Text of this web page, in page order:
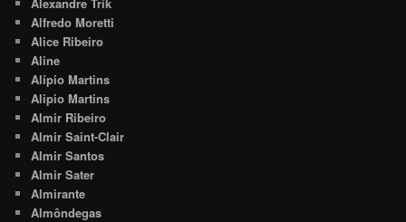
Alfredo Moretti
Alice Ribeiro
Aline
Alípio Martins
Alipio Martins
Almir Ribeiro
Almir Saint-Clair
Almir Santos
Almir Sater
Almirante
Almôndegas